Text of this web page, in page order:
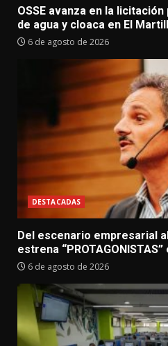
OSSE avanza en la
de agua y cloaca en El
6 de agosto de 2026
DESTACADAS
Del escenario empresarial
estrena
6 de agosto de 2026